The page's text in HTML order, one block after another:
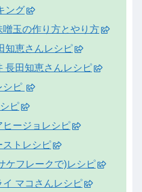
ング
玉の作り方とやり方
知恵さんレシピ
長田知恵さんレシピ
シピ
ピ
ージョレシピ
ストレシピ
ケフレークで)レシピ
マコさんレシピ